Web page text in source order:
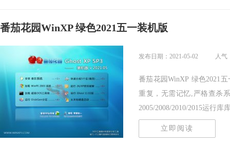
番茄花园WinXP 绿色2021五一装机版
发布日期：2021-05-02 人气
番茄花园WinXP 绿色2021
重复，无需记忆,严格查杀
2005/2008/2010/2015运行库
立即阅读